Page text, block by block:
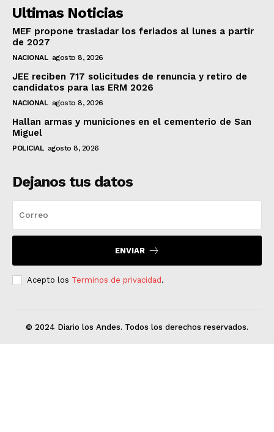
Ultimas Noticias
MEF propone trasladar los feriados al lunes a partir
de 2027
NACIONAL agosto 8, 2026
JEE reciben 717 solicitudes de renuncia y retiro de
candidatos para las ERM 2026
NACIONAL agosto 8, 2026
Hallan armas y municiones en el cementerio de San
Miguel
POLICIAL agosto 8, 2026
Dejanos tus datos
ENVIAR
Acepto los Terminos de privacidad .
© 2024 Diario los Andes. Todos los derechos reservados.